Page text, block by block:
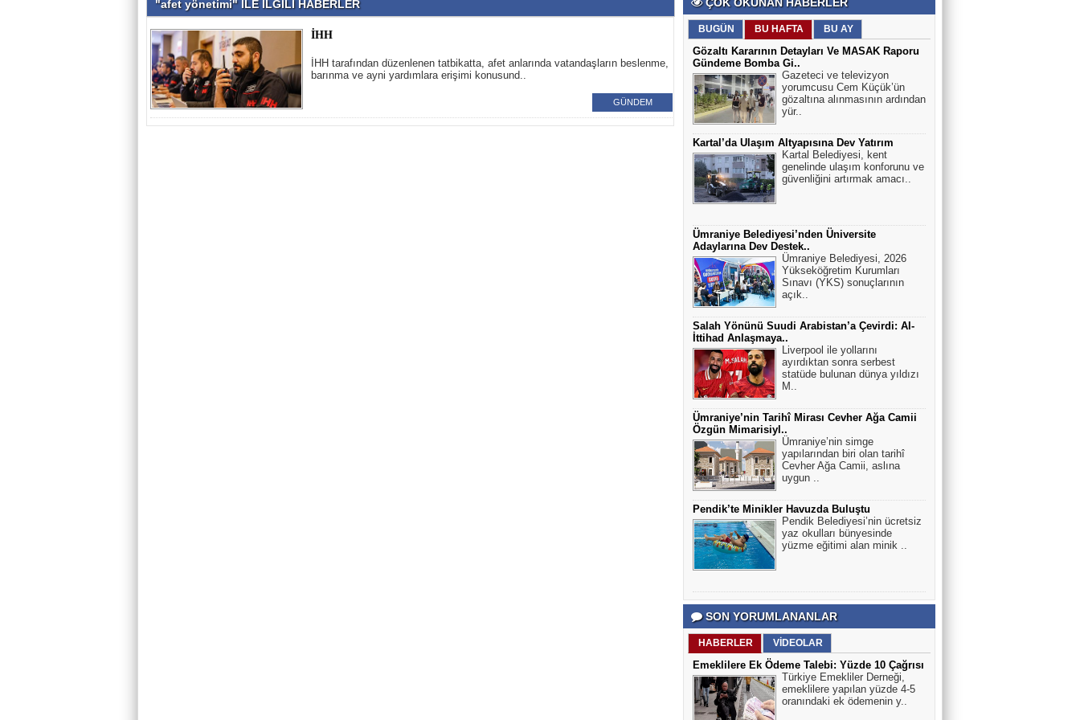
"afet yönetimi" İLE İLGİLİ HABERLER
İHH
İHH tarafından düzenlenen tatbikatta, afet anlarında vatandaşların beslenme,
barınma ve ayni yardımlara erişimi konusund..
GÜNDEM
BUGÜN BU HAFTA BU AY
Gözaltı Kararının Detayları Ve MASAK Raporu
Gündeme Bomba Gi..
Gazeteci ve televizyon
yorumcusu Cem Küçük’ün
gözaltına alınmasının ardından
yür..
Kartal’da Ulaşım Altyapısına Dev Yatırım
Kartal Belediyesi, kent
genelinde ulaşım konforunu ve
güvenliğini artırmak amacı..
Ümraniye Belediyesi’nden Üniversite
Adaylarına Dev Destek..
Ümraniye Belediyesi, 2026
Yükseköğretim Kurumları
Sınavı (YKS) sonuçlarının
açık..
Salah Yönünü Suudi Arabistan’a Çevirdi: Al-
İttihad Anlaşmaya..
Liverpool ile yollarını
ayırdıktan sonra serbest
statüde bulunan dünya yıldızı
M..
Ümraniye’nin Tarihî Mirası Cevher Ağa Camii
Özgün Mimarisiyl..
Ümraniye’nin simge
yapılarından biri olan tarihî
Cevher Ağa Camii, aslına
uygun ..
Pendik’te Minikler Havuzda Buluştu
Pendik Belediyesi’nin ücretsiz
yaz okulları bünyesinde
yüzme eğitimi alan minik ..
SON YORUMLANANLAR
HABERLER VİDEOLAR
Emeklilere Ek Ödeme Talebi: Yüzde 10 Çağrısı
Türkiye Emekliler Derneği,
emeklilere yapılan yüzde 4-5
oranındaki ek ödemenin y..